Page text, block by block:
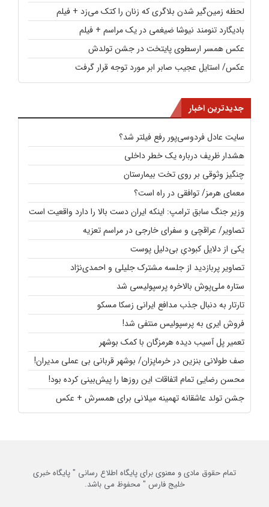
لحظه زمین‌گیر شدن بلاگری که زنان را کتک می‌زد + فیلم
بادیگارد تنومند نیوشا ضیغمی در یک مراسم + فیلم
عکس همسر ارسطوی پایتخت در جشن تولدش
عکس/ استایل عجیب صابر ابر مورد توجه قرار گرفت
جدیدترین اخبار
سایت عادل فردوسی‌پور رفع فیلتر شد؟
هشدار ظریف درباره یک خطر داخلی
چنگیز وثوقی بر روی تخت بیمارستان
معمای هرمز/ توافقی در راه است؟
وزیر جنگ سابق ترامپ: اینکه ایران دست بالا را دارد واقعیت است
تصاویر/ عراقچی و سفرای خارجی در مراسم تعزیه
یکی از دلایل کبودیِ بی‌دلیل پوست
تصاویر پربازدید از جلسه مشترک جلیلی و احمدی‌نژاد
ستاره ملی‌پوش بالاخره پرسپولیسی شد
تارتار به دنبال جذب مدافع ایرانی زسکا مسکو
فروش ایری به پرسپولیس منتفی شد!
تعمیر پل آسیب دیده هرمزگان با کمک بوشهر
صف طولانی بنزین در خرماپزان/ بوشهر قربانی بی عملی مدیران!
محسن رضایی تمام اتفاقات این روزها را پیش‌بینی کرده بود!
جشن تولد عاشقانه تهمینه میلانی برای همسرش + عکس
تمام حقوق مادی و معنوی برای پایگاه اطلاع رسانی " پایگاه خبری
خلیج فارس " محفوظ می باشد.